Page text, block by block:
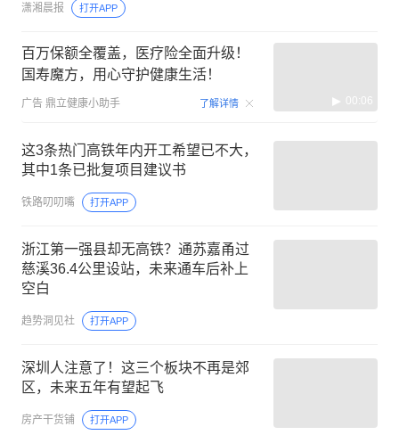
潇湘晨报 打开APP
百万保额全覆盖，医疗险全面升级！
国寿魔方，用心守护健康生活！
广告 鼎立健康小助手 了解详情 00:06
这3条热门高铁年内开工希望已不大，
其中1条已批复项目建议书
铁路叨叨嘴 打开APP
浙江第一强县却无高铁？通苏嘉甬过
慈溪36.4公里设站，未来通车后补上
空白
趋势洞见社 打开APP
深圳人注意了！这三个板块不再是郊
区，未来五年有望起飞
房产干货铺 打开APP